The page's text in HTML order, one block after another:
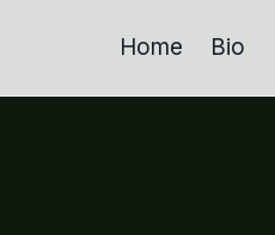
Home Bio